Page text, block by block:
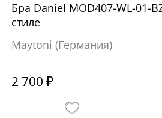
Бра Daniel MOD407-WL-01-
стиле
Maytoni (Германия)
2 700 ₽